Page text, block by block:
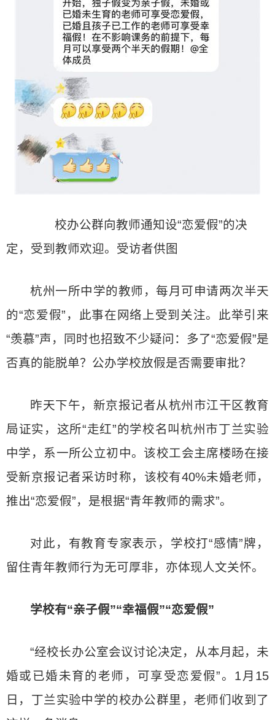
校办公群向教师通知设“恋爱假”的决
定，受到教师欢迎。受访者供图
杭州一所中学的教师，每月可申请两次半天
的“恋爱假”，此事在网络上受到关注。此举引来
“羡慕”声，同时也招致不少疑问：多了“恋爱假”是
否真的能脱单？公办学校放假是否需要审批？
昨天下午，新京报记者从杭州市江干区教育
局证实，这所“走红”的学校名叫杭州市丁兰实验
中学，系一所公立初中。该校工会主席楼旸在接
受新京报记者采访时称，该校有40%未婚老师，
推出“恋爱假”，是根据“青年教师的需求”。
对此，有教育专家表示，学校打“感情”牌，
留住青年教师行为无可厚非，亦体现人文关怀。
学校有“亲子假”“幸福假”“恋爱假”
“经校长办公室会议讨论决定，从本月起，未
婚或已婚未育的老师，可享受恋爱假”。1月15
日，丁兰实验中学的校办公群里，老师们收到了